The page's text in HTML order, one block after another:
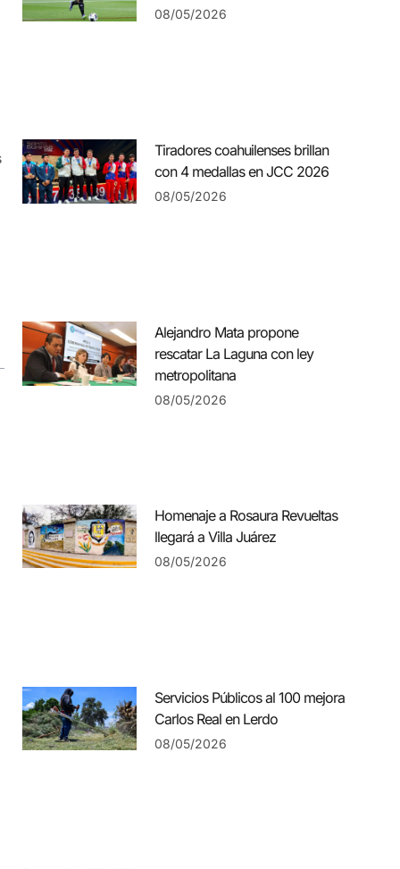
08/05/2026
Tiradores coahuilenses brillan
con 4 medallas en JCC 2026
08/05/2026
Alejandro Mata propone
rescatar La Laguna con ley
metropolitana
08/05/2026
Homenaje a Rosaura Revueltas
llegará a Villa Juárez
08/05/2026
Servicios Públicos al 100 mejora
Carlos Real en Lerdo
08/05/2026